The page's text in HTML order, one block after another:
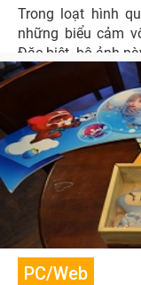
Trong loạt hình
những biểu cảm
Đặc biệt, bộ ảnh
Nam 20/10, mang
vinh phái đẹp.
PC/Web